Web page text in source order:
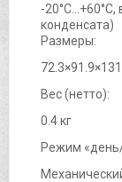
-
конденсата)
Размеры:
Вес (нетто):
0.4 кг
Режим